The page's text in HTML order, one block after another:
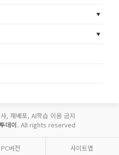
, 재배포, AI학습 이용 금지
데이. All rights reserved
PC버전 사이트맵